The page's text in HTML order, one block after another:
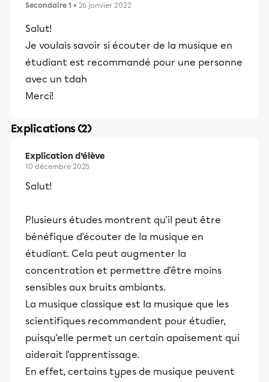
Secondaire 1 • 26 janvier 2022
Salut!
Je voulais savoir si écouter de la musique en
étudiant est recommandé pour une personne
avec un tdah
Merci!
Explications (2)
Explication d’élève
10 décembre 2025
Salut!
Plusieurs études montrent qu'il peut être
bénéfique d'écouter de la musique en
étudiant. Cela peut augmenter la
concentration et permettre d'être moins
sensibles aux bruits ambiants.
La musique classique est la musique que les
scientifiques recommandent pour étudier,
puisqu'elle permet un certain apaisement qui
aiderait l'apprentissage.
En effet, certains types de musique peuvent